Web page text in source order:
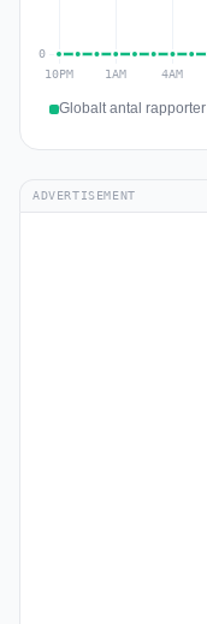
Globalt antal rapporter
ADVERTISEMENT